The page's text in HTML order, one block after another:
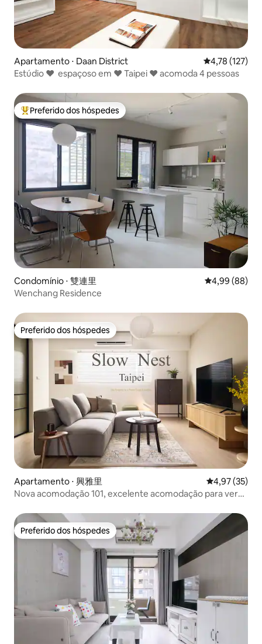
Apartamento ⋅ Daan District 4,78 de uma
4,78 (127)
Estúdio ♥ espaçoso em ♥ Taipei ♥ acomoda 4 pessoas
Entre os melhores preferidos dos hóspedes
Preferido dos hóspedes
Condomínio ⋅ 雙連里 4,99 de uma
4,99 (88)
Wenchang Residence
Preferido dos hóspedes
Preferido dos hóspedes
Apartamento ⋅ 興雅里 4,97 de uma
4,97 (35)
Nova acomodação 101, excelente acomodação para ver
baixo, a 5 minutos do Taipei Arena.
Preferido dos hóspedes
Preferido dos hóspedes